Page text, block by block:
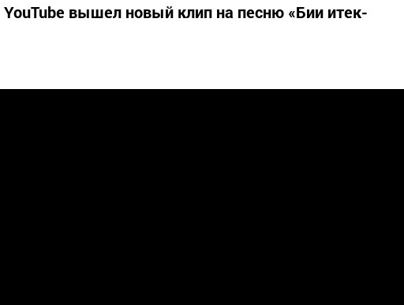
вышел новый клип на песню «Бии итек-